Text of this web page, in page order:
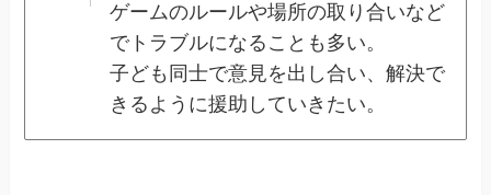
ゲームのルールや場所の取り合いなど
でトラブルになることも多い。
子ども同士で意見を出し合い、解決で
きるように援助していきたい。